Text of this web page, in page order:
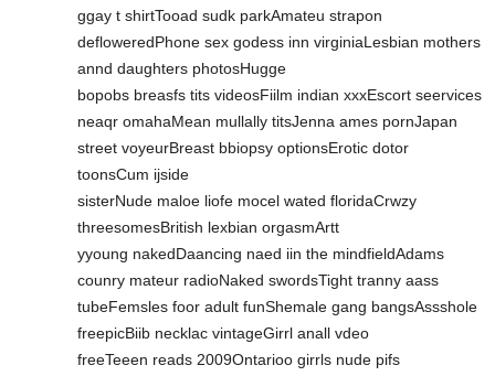
ggay t shirtTooad sudk parkAmateu strapon
defloweredPhone sex godess inn virginiaLesbian mothers
annd daughters photosHugge
bopobs breasfs tits videosFiilm indian xxxEscort seervices
neaqr omahaMean mullally titsJenna ames pornJapan
street voyeurBreast bbiopsy optionsErotic dotor
toonsCum ijside
sisterNude maloe liofe mocel wated floridaCrwzy
threesomesBritish lexbian orgasmArtt
yyoung nakedDaancing naed iin the mindfieldAdams
counry mateur radioNaked swordsTight tranny aass
tubeFemsles foor adult funShemale gang bangsAssshole
freepicBiib necklac vintageGirrl anall vdeo
freeTeeen reads 2009Ontarioo girrls nude pifs